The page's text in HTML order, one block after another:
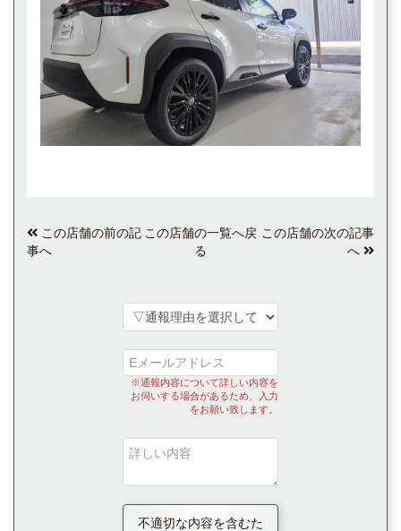
この店舗の前の記
事へ
この店舗の一覧へ戻
る
この店舗の次の記事
へ
※通報内容について詳しい内容を
お伺いする場合があるため、入力
をお願い致します。
不適切な内容を含むた